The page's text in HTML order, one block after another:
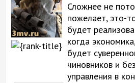
Сложнее не
пожелает, это-
будет
когда
будет
чиновников и
управления в